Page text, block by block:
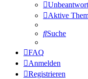
Aktive
Suche
FAQ
Anmelden
Registrieren